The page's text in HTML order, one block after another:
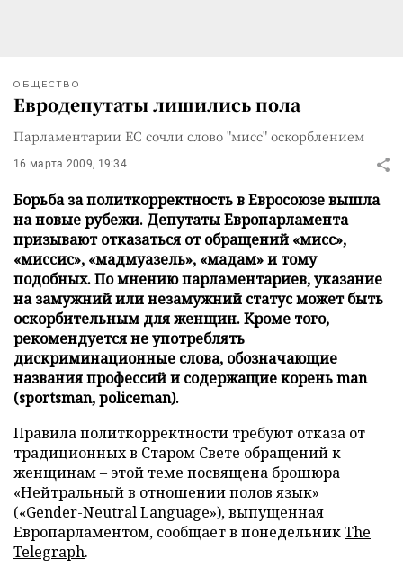
ОБЩЕСТВО
Евродепутаты лишились пола
Парламентарии ЕС сочли слово "мисс" оскорблением
16 марта 2009, 19:34
Борьба за политкорректность в Евросоюзе вышла
на новые рубежи. Депутаты Европарламента
призывают отказаться от обращений «мисс»,
«миссис», «мадмуазель», «мадам» и тому
подобных. По мнению парламентариев, указание
на замужний или незамужний статус может быть
оскорбительным для женщин. Кроме того,
рекомендуется не употреблять
дискриминационные слова, обозначающие
названия профессий и содержащие корень man
(sportsman, policeman).
Правила политкорректности требуют отказа от
традиционных в Старом Свете обращений к
женщинам – этой теме посвящена брошюра
«Нейтральный в отношении полов язык»
(«Gender-Neutral Language»), выпущенная
Европарламентом, сообщает в понедельникThe
Telegraph.